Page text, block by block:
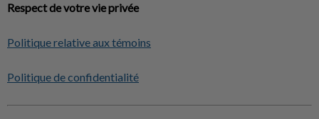
Respect de votre vie privée
Politique relative aux témoins
Politique de confidentialité